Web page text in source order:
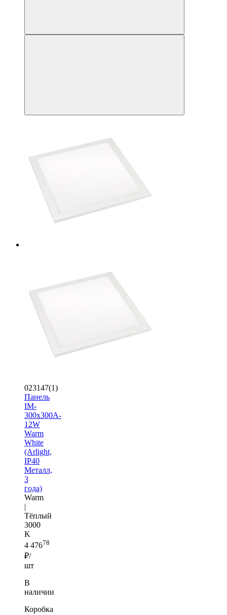
023147(1)
Панель
IM-
300x300A-
12W
Warm
White
(Arlight,
IP40
Металл,
3
года)
Warm
|
Тёплый
3000
K
4 47678
₽/
шт
В
наличии
Коробка